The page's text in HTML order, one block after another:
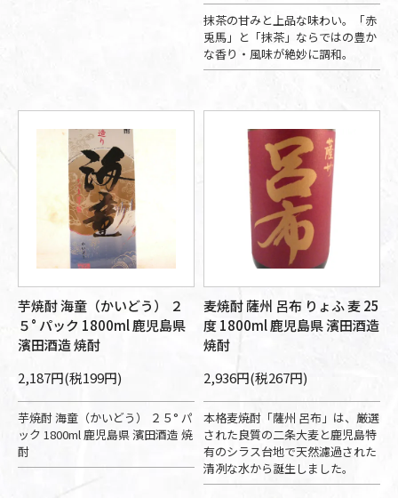
抹茶の甘みと上品な味わい。「赤
兎馬」と「抹茶」ならではの豊か
な香り・風味が絶妙に調和。
芋焼酎 海童（かいどう） ２
５° パック 1800ml 鹿児島県
濱田酒造 焼酎
2,187円(税199円)
芋焼酎 海童（かいどう） ２５° パ
ック 1800ml 鹿児島県 濱田酒造 焼
酎
麦焼酎 薩州 呂布 りょふ 麦 25
度 1800ml 鹿児島県 濱田酒造
焼酎
2,936円(税267円)
本格麦焼酎「薩州 呂布」は、厳選
された良質の二条大麦と鹿児島特
有のシラス台地で天然濾過された
清冽な水から誕生しました。